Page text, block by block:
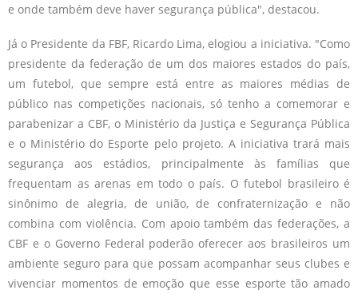
e onde também deve haver segurança pública", destacou.
Já o Presidente da FBF, Ricardo Lima, elogiou a iniciativa. "Como
presidente da federação de um dos maiores estados do país,
um futebol, que sempre está entre as maiores médias de
público nas competições nacionais, só tenho a comemorar e
parabenizar a CBF, o Ministério da Justiça e Segurança Pública
e o Ministério do Esporte pelo projeto. A iniciativa trará mais
segurança aos estádios, principalmente às famílias que
frequentam as arenas em todo o país. O futebol brasileiro é
sinônimo de alegria, de união, de confraternização e não
combina com violência. Com apoio também das federações, a
CBF e o Governo Federal poderão oferecer aos brasileiros um
ambiente seguro para que possam acompanhar seus clubes e
vivenciar momentos de emoção que esse esporte tão amado